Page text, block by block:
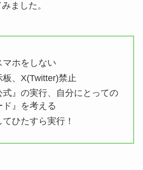
ました。
マホをしない
板、X(Twitter)禁止
式』の実行、自分にとっての
ド』を考える
ひたすら実行！